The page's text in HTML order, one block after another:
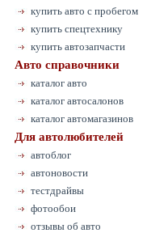
купить авто с пробегом
купить спецтехнику
купить автозапчасти
Авто справочники
каталог авто
каталог автосалонов
каталог автомагазинов
Для автолюбителей
автоблог
автоновости
тестдрайвы
фотообои
отзывы об авто